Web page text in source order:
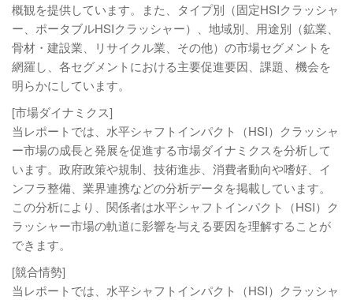
概観を提供しています。また、タイプ別（固定HSIクラッシャ
ー、ポータブルHSIクラッシャー）、地域別、用途別（鉱業、
骨材・建設業、リサイクル業、その他）の市場セグメントを
網羅し、各セグメントにおける主要促進要因、課題、機会を
明らかにしています。
[市場ダイナミクス]
当レポートでは、水平シャフトインパクト（HSI）クラッシャ
ー市場の成長と発展を促進する市場ダイナミクスを分析して
います。政府政策や規制、技術進歩、消費者動向や嗜好、イ
ンフラ整備、業界連携などの分析データを掲載しています。
この分析により、関係者は水平シャフトインパクト（HSI）ク
ラッシャー市場の軌道に影響を与える要因を理解することが
できます。
[競合情勢]
当レポートでは、水平シャフトインパクト（HSI）クラッシャ